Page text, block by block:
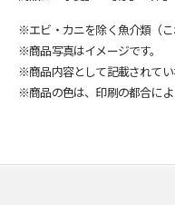
※エビ・カニを除く魚介類（
※商品写真はイメージです。
※商品内容として記載されてい
※商品の色は、印刷の都合によ